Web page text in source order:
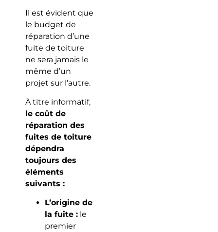
Il est évident que
le budget de
réparation d’une
fuite de toiture
ne sera jamais le
même d’un
projet sur l’autre.
À titre informatif,
le coût de
réparation des
fuites de toiture
dépendra
toujours des
éléments
suivants :
L’origine de
la fuite :le
premier